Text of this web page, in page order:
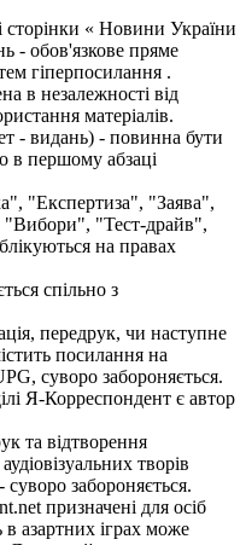
сторінки « Новини України
- обов'язкове пряме
гіперпосилання .
в незалежності від
матеріалів.
- видань) - повинна бути
в першому абзаці
"Експертиза", "Заява",
"Тест-драйв",
на правах
спільно з
передрук, чи наступне
посилання на
суворо забороняється.
Я-Корреспондент є автор
та відтворення
творів
забороняється.
призначені для осіб
азартних іграх може